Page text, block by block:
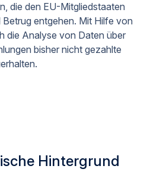
die den EU-Mitgliedstaaten
entgehen. Mit Hilfe von
die Analyse von Daten über
bisher nicht gezahlte
Hintergrund